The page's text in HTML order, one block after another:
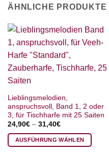
ÄHNLICHE PRODUKTE
Lieblingsmelodien,
anspruchsvoll, Band 1, 2 oder
3, für Tischharfe mit 25 Saiten
24,90€– 31,40€
AUSFÜHRUNG WÄHLEN